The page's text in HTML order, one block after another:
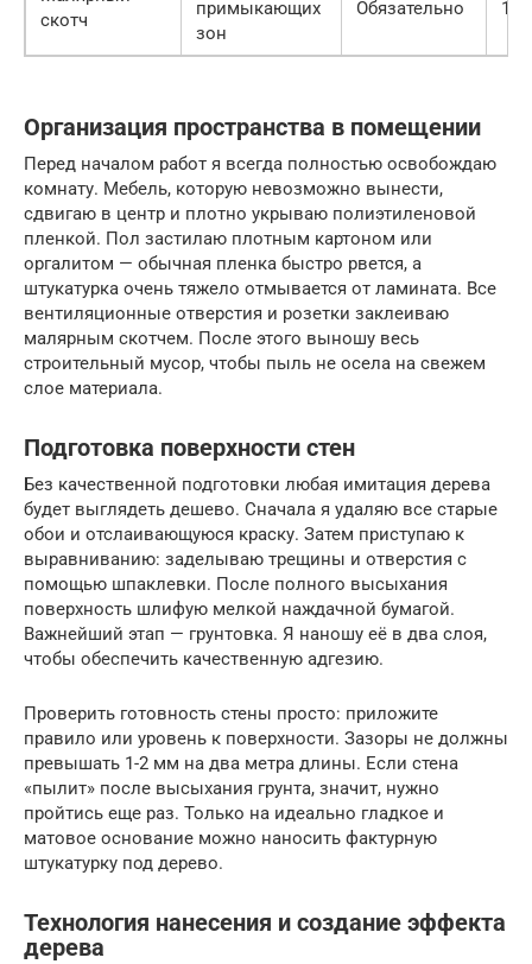
скотч
примыкающих
зон
Обязательно
Организация пространства в помещении
Перед началом работ я всегда полностью освобождаю
комнату. Мебель, которую невозможно вынести,
сдвигаю в центр и плотно укрываю полиэтиленовой
пленкой. Пол застилаю плотным картоном или
оргалитом — обычная пленка быстро рвется, а
штукатурка очень тяжело отмывается от ламината. Все
вентиляционные отверстия и розетки заклеиваю
малярным скотчем. После этого выношу весь
строительный мусор, чтобы пыль не осела на свежем
слое материала.
Подготовка поверхности стен
Без качественной подготовки любая имитация дерева
будет выглядеть дешево. Сначала я удаляю все старые
обои и отслаивающуюся краску. Затем приступаю к
выравниванию: заделываю трещины и отверстия с
помощью шпаклевки. После полного высыхания
поверхность шлифую мелкой наждачной бумагой.
Важнейший этап — грунтовка. Я наношу её в два слоя,
чтобы обеспечить качественную адгезию.
Проверить готовность стены просто: приложите
правило или уровень к поверхности. Зазоры не должны
превышать 1-2 мм на два метра длины. Если стена
«пылит» после высыхания грунта, значит, нужно
пройтись еще раз. Только на идеально гладкое и
матовое основание можно наносить фактурную
штукатурку под дерево.
Технология нанесения и создание эффекта
дерева